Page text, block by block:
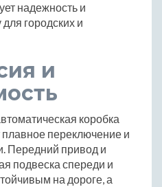
надежность и
городских и
и
коробка
переключение и
Передний привод и
подвеска спереди и
на дороге, а